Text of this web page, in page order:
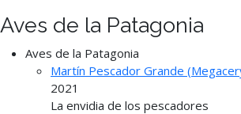
Aves de la Patagonia
Aves de la Patagonia
Martín Pescador Grande
2021
La envidia de los pescadores